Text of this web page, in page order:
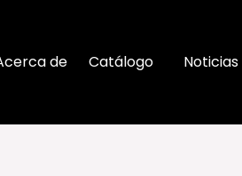
de Catálogo Noticias